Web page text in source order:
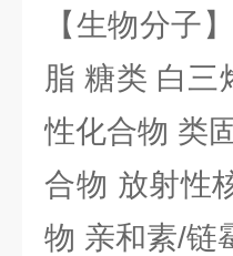
【生物分子
脂 糖类 白三
性化合物 类
合物 放射性
物 亲和素/链